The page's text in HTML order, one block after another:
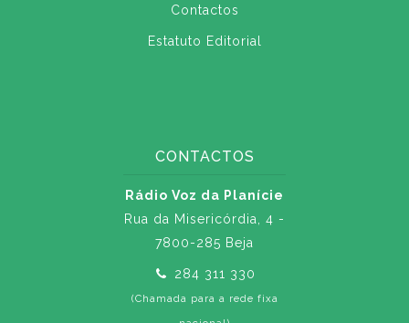
Contactos
Estatuto Editorial
CONTACTOS
Rádio Voz da Planície
Rua da Misericórdia, 4 -
7800-285 Beja
284 311 330
(Chamada para a rede fixa